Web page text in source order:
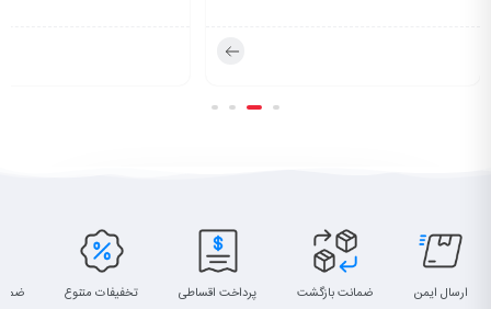
ارسال ایمن ضمانت بازگشت پرداخت اقساطی تخفیفات متنوع